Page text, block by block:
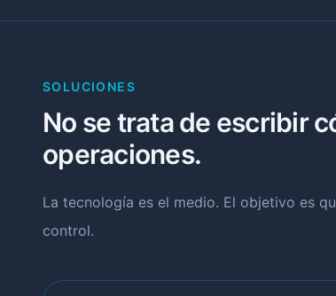
SOLUCIONES
No se trata de escribir
operaciones.
La tecnología es el medio. El objetivo es
control.